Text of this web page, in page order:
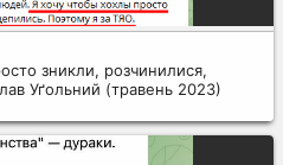
зникли, розчинилися,
Уґольний (травень 2023)